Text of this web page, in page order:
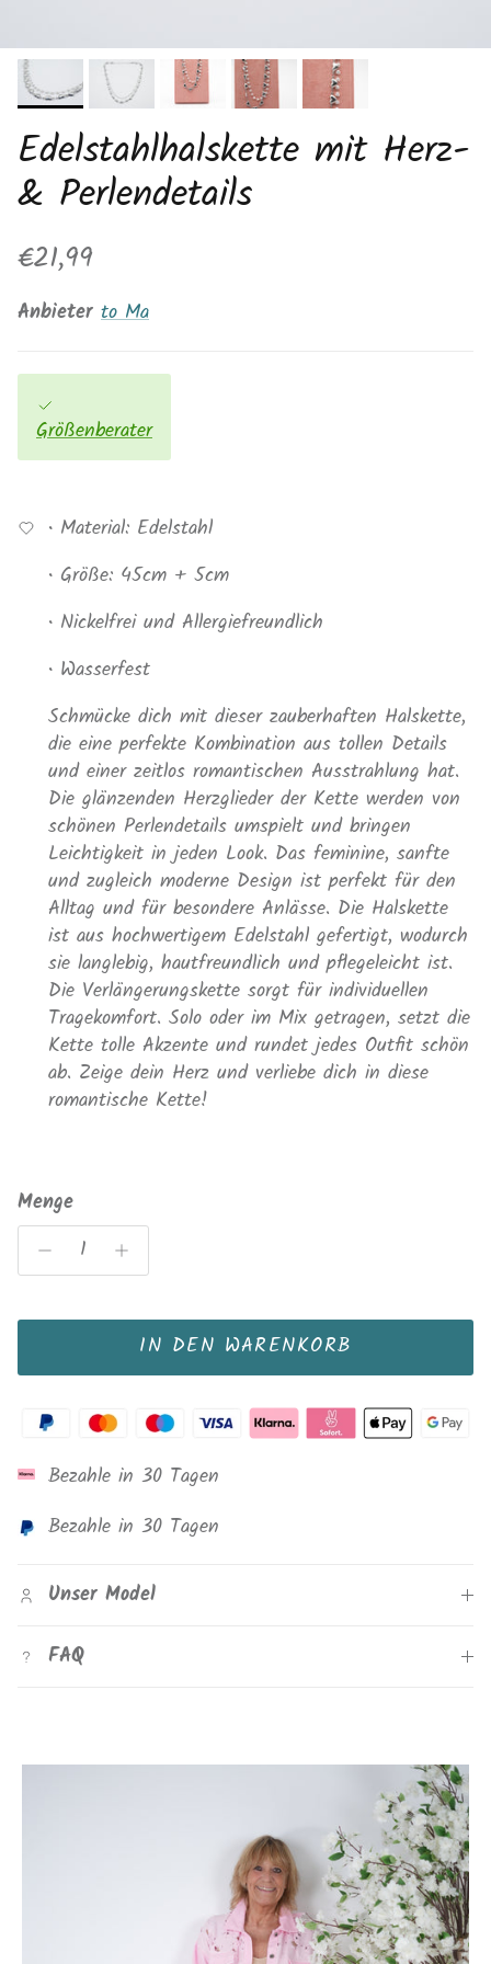
Edelstahlhalskette mit Herz-
& Perlendetails
Normaler Preis
€21,99
Anbieter to Ma
Größenberater
• Material: Edelstahl
• Größe: 45cm + 5cm
• Nickelfrei und Allergiefreundlich
• Wasserfest
Schmücke dich mit dieser zauberhaften Halskette,
die eine perfekte Kombination aus tollen Details
und einer zeitlos romantischen Ausstrahlung hat.
Die glänzenden Herzglieder der Kette werden von
schönen Perlendetails umspielt und bringen
Leichtigkeit in jeden Look. Das feminine, sanfte
und zugleich moderne Design ist perfekt für den
Alltag und fürbesondere Anlässe. Die Halskette
ist aus hochwertigem Edelstahl gefertigt, wodurch
sie langlebig, hautfreundlich und pflegeleicht ist.
Die Verlängerungskette sorgt für individuellen
Tragekomfort. Solo oder im Mix getragen, setzt die
Kette tolle Akzente und rundet jedes Outfit schön
ab. Zeige dein Herz und verliebe dich in diese
romantische Kette!
Menge
IN DEN WARENKORB
Bezahle in 30 Tagen
Bezahle in 30 Tagen
Unser Model
FAQ